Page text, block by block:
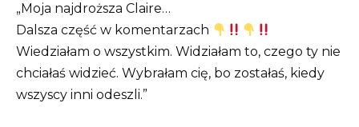
„Moja najdroższa Claire…
Dalsza część w komentarzach
Wiedziałam o wszystkim. Widziałam to, czego ty nie
chciałaś widzieć. Wybrałam cię, bo zostałaś, kiedy
wszyscy inni odeszli.”